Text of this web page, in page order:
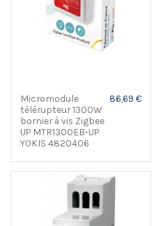
Micromodule
télérupteur 1300W
bornier à vis Zigbee
UP MTR1300EB-UP
YOKIS 4820406
86,69 €